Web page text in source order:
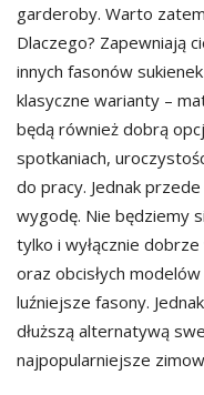
garderoby. Warto
Dlaczego? Zapewniają
innych fasonów
klasyczne warianty –
będą również dobrą
spotkaniach,
do pracy. Jednak
wygodę. Nie będziemy
tylko i wyłącznie
oraz obcisłych
luźniejsze fasony.
dłuższą alternatywą
najpopularniejsze